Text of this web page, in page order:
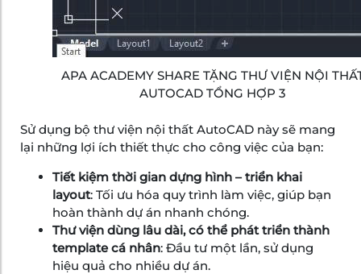
APA ACADEMY SHARE TẶNG THƯ VIỆN NỘI
AUTOCAD TỔNG HỢP 3
Sử dụng bộ thư viện nội thất AutoCAD này sẽ mang
lại những lợi ích thiết thực cho công việc của bạn:
Tiết kiệm thời gian dựng hình – triển khai
layout: Tối ưu hóa quy trình làm việc, giúp bạn
hoàn thành dự án nhanh chóng.
Thư viện dùng lâu dài, có thể phát triển thành
template cá nhân: Đầu tư một lần, sử dụng
hiệu quả cho nhiều dự án.